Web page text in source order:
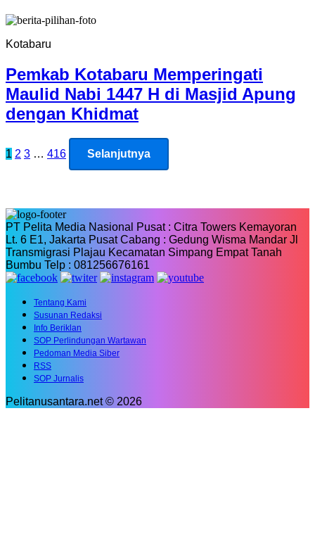
Kotabaru
Pemkab Kotabaru Memperingati
Maulid Nabi 1447 H di Masjid Apung
dengan Khidmat
Paginasi
pos
1 2 3 … 416 Selanjutnya
PT Pelita Media Nasional Pusat : Citra Towers Kemayoran
Lt. 6 E1, Jakarta Pusat Cabang : Gedung Wisma Mandar Jl
Transmigrasi Plajau Kecamatan Simpang Empat Tanah
Bumbu Telp : 081256676161
Tentang Kami
Susunan Redaksi
Info Beriklan
SOP Perlindungan Wartawan
Pedoman Media Siber
RSS
SOP Jurnalis
Pelitanusantara.net © 2026